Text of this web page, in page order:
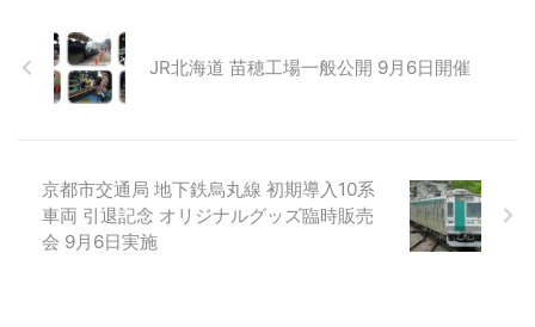
JR北海道 苗穂工場一般公開 9月6日開催
京都市交通局 地下鉄烏丸線 初期導入10系
車両 引退記念 オリジナルグッズ臨時販売
会 9月6日実施